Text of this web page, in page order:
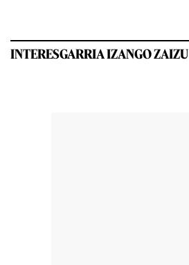
INTERESGARRIA IZANGO ZAIZU